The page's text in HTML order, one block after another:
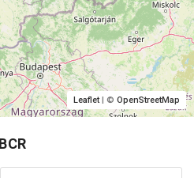
Leaflet| © OpenStreetMap